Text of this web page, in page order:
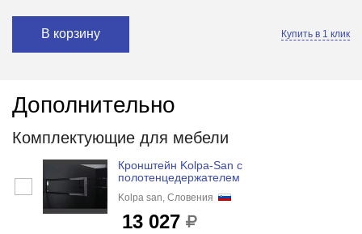
В корзину Купить в 1 клик
Дополнительно
Комплектующие для мебели
Кронштейн Kolpa-San с
полотенцедержателем
Kolpa san, Словения
13 027